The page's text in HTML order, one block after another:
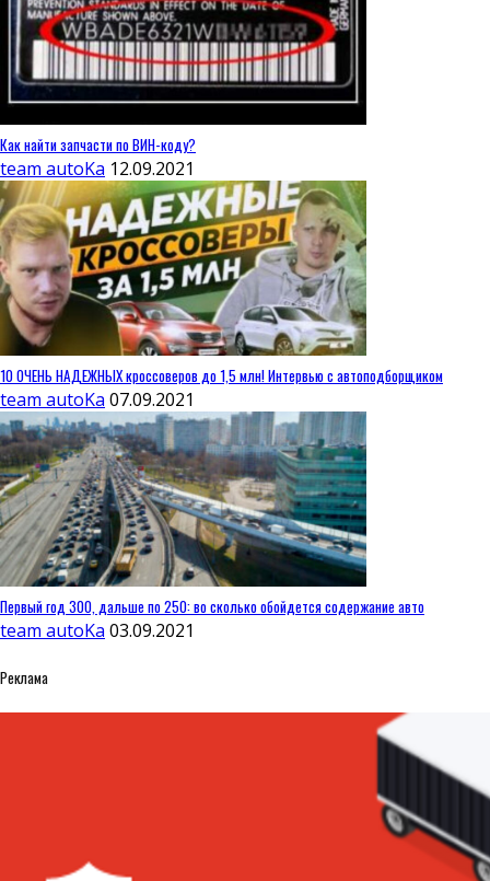
Как найти запчасти по ВИН-коду?
team autoKa 12.09.2021
10 ОЧЕНЬ НАДЕЖНЫХ кроссоверов до 1,5 млн! Интервью с автоподборщиком
team autoKa 07.09.2021
Первый год 300, дальше по 250: во сколько обойдется содержание авто
team autoKa 03.09.2021
Реклама